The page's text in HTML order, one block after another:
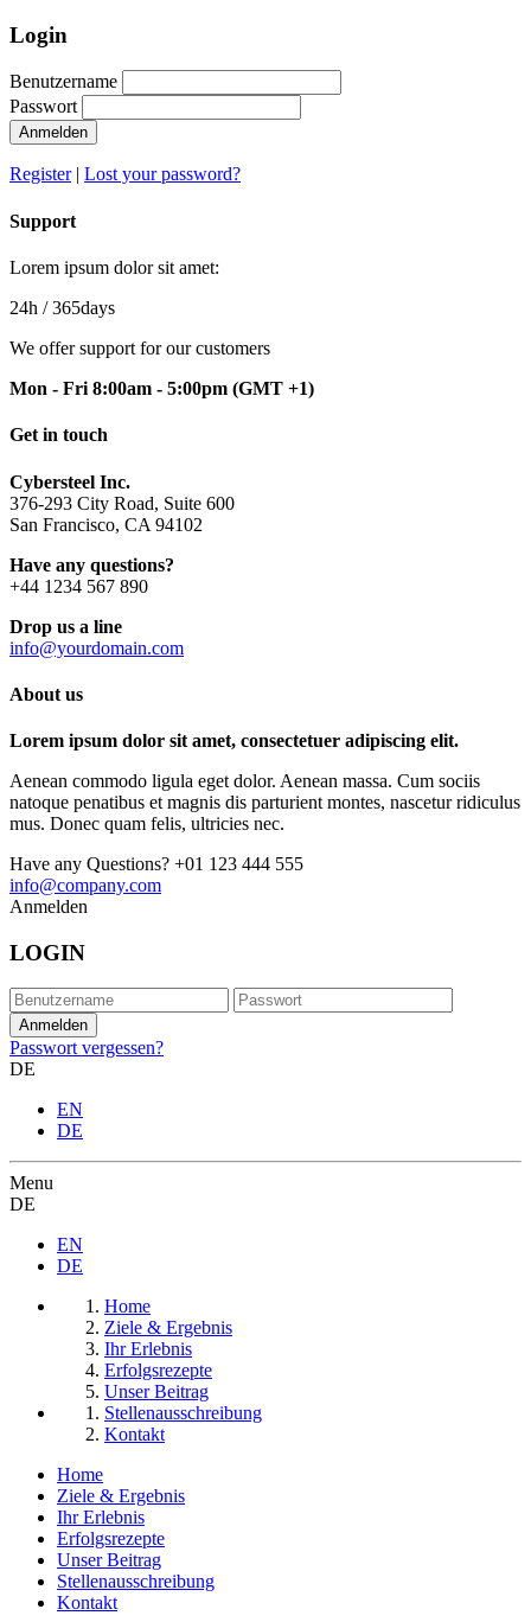
Login
Benutzername
Passwort
Anmelden
Register| Lost your password?
Support
Lorem ipsum dolor sit amet:
24h / 365days
We offer support for our customers
Mon - Fri 8:00am - 5:00pm (GMT +1)
Get in touch
Cybersteel Inc.
376-293 City Road, Suite 600
San Francisco, CA 94102
Have any questions?
+44 1234 567 890
Drop us a line
info@yourdomain.com
About us
Lorem ipsum dolor sit amet, consectetuer adipiscing elit.
Aenean commodo ligula eget dolor. Aenean massa. Cum sociis
natoque penatibus et magnis dis parturient montes, nascetur ridiculus
mus. Donec quam felis, ultricies nec.
Have any Questions? +01 123 444 555
info@company.com
Anmelden
LOGIN
Passwort vergessen?
DE
EN
DE
Menu
DE
EN
DE
Home
Ziele & Ergebnis
Ihr Erlebnis
Erfolgsrezepte
Unser Beitrag
Stellenausschreibung
Kontakt
Home
Ziele & Ergebnis
Ihr Erlebnis
Erfolgsrezepte
Unser Beitrag
Stellenausschreibung
Kontakt